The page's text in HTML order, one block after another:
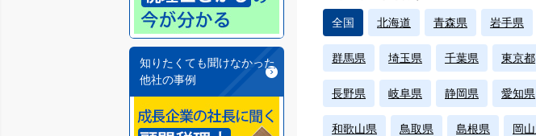
知りたくても聞けなかった
他社の事例
全国 北海道 青森県 岩手県
群馬県 埼玉県 千葉県 東京都
長野県 岐阜県 静岡県 愛知県
和歌山県 鳥取県 島根県 岡